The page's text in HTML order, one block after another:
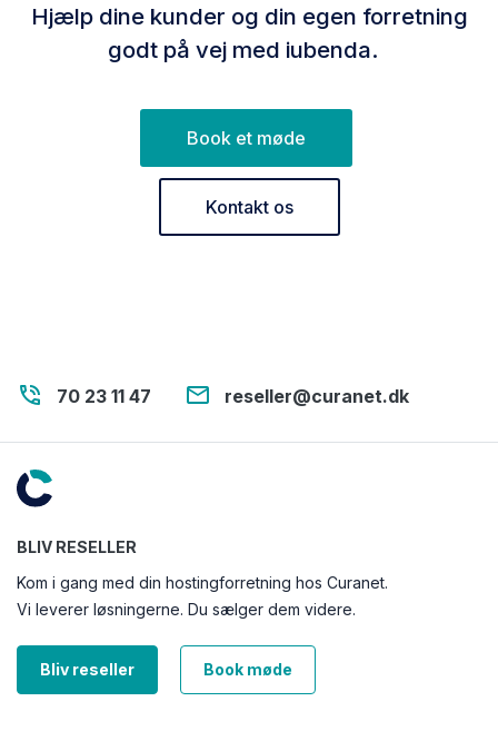
Hjælp dine kunder og din egen forretning
godt på vej med iubenda.
Book et møde
Kontakt os
phone_in_talk 70 23 11 47 email reseller@curanet.dk
BLIV RESELLER
Kom i gang med din hostingforretning hos Curanet.
Vi leverer løsningerne. Du sælger dem videre.
Bliv reseller Book møde